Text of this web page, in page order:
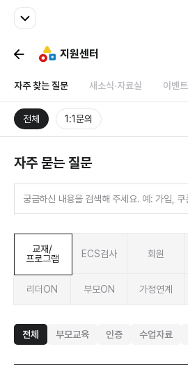
패밀리사이트
지원센터
자주 찾는 질문 새소식·자료실 이벤트
전체 1:1문의
자주 묻는 질문
교재/
프로그램
ECS검사 회원
리더ON 부모ON 가정연계
전체 부모교육 인증 수업자료